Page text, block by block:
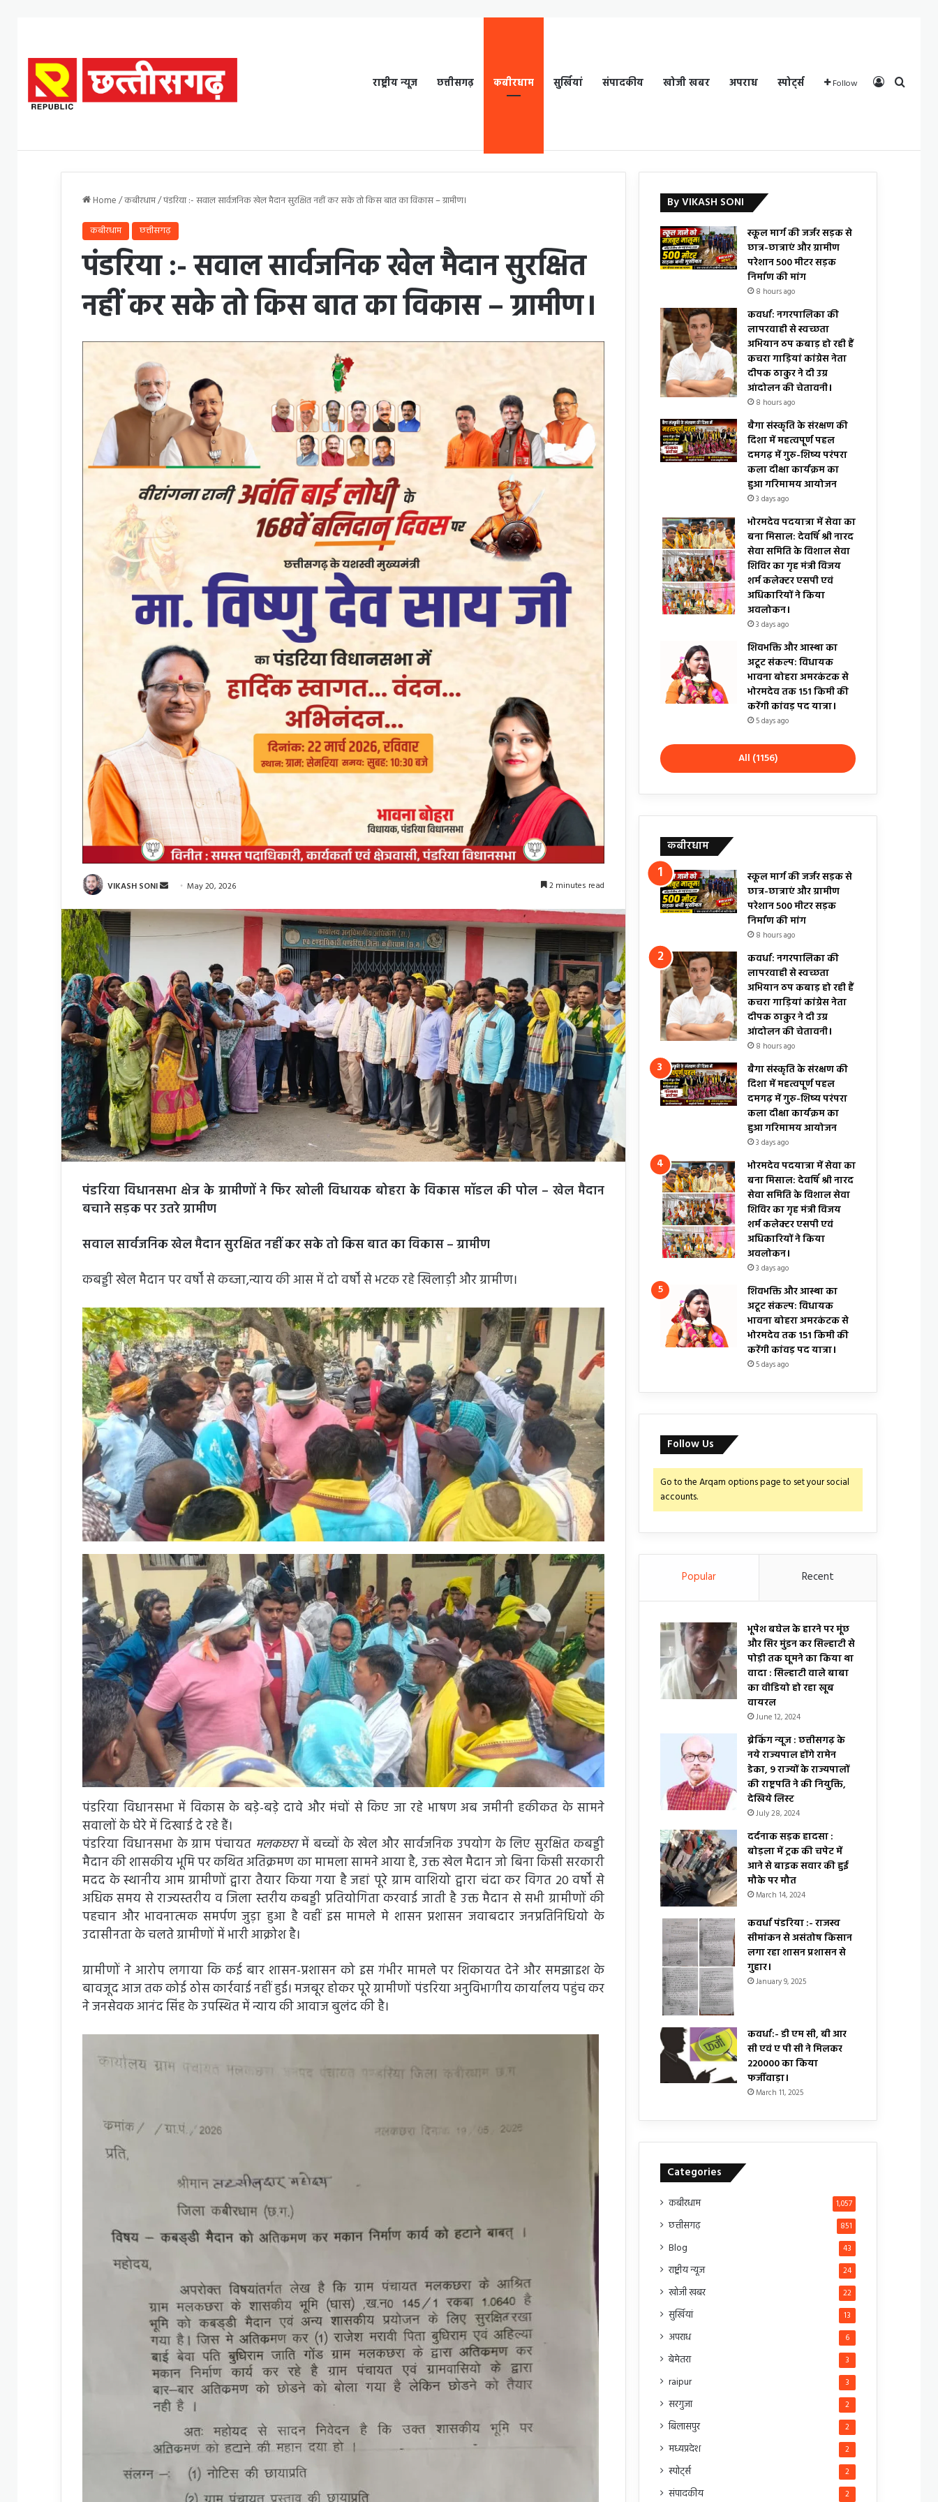
राष्ट्रीय न्यूज छत्तीसगढ़ कबीरधाम सुर्खियां संपादकीय खोजी खबर अपराध स्पोर्ट्स Follow Log In
Home/कबीरधाम/पंडरिया :- सवाल सार्वजनिक खेल मैदान सुरक्षित नहीं कर सके तो किस बात का विकास – ग्रामीण।
कबीरधाम छत्तीसगढ़
पंडरिया :- सवाल सार्वजनिक खेल मैदान सुरक्षित
नहीं कर सके तो किस बात का विकास – ग्रामीण।
VIKASH SONI
Send May 20, 2026 2 minutes read
पंडरिया विधानसभा क्षेत्र के ग्रामीणों ने फिर खोली विधायक बोहरा के विकास मॉडल की पोल – खेल मैदान
बचाने सड़क पर उतरे ग्रामीण
सवाल सार्वजनिक खेल मैदान सुरक्षित नहीं कर सके तो किस बात का विकास – ग्रामीण
कबड्डी खेल मैदान पर वर्षों से कब्जा,न्याय की आस में दो वर्षों से भटक रहे खिलाड़ी और ग्रामीण।
पंडरिया विधानसभा में विकास के बड़े-बड़े दावे और मंचों से किए जा रहे भाषण अब जमीनी हकीकत के सामने
सवालों के घेरे में दिखाई दे रहे हैं।
पंडरिया विधानसभा के ग्राम पंचायत मलकछरामें बच्चों के खेल और सार्वजनिक उपयोग के लिए सुरक्षित कबड्डी
मैदान की शासकीय भूमि पर कथित अतिक्रमण का मामला सामने आया है, उक्त खेल मैदान जो बिना किसी सरकारी
मदद के स्थानीय आम ग्रामीणों द्वारा तैयार किया गया है जहां पूरे ग्राम वाशियो द्वारा चंदा कर विगत 20 वर्षों से
अधिक समय से राज्यस्तरीय व जिला स्तरीय कबड्डी प्रतियोगिता करवाई जाती है उक्त मैदान से सभी ग्रामीणों की
पहचान और भावनात्मक समर्पण जुड़ा हुआ है वहीं इस मामले मे शासन प्रशासन जवाबदार जनप्रतिनिधियो के
उदासीनता के चलते ग्रामीणों में भारी आक्रोश है।
ग्रामीणों ने आरोप लगाया कि कई बार शासन-प्रशासन को इस गंभीर मामले पर शिकायत देने और समझाइश के
बावजूद आज तक कोई ठोस कार्रवाई नहीं हुई। मजबूर होकर पूरे ग्रामीणों पंडरिया अनुविभागीय कार्यालय पहुंच कर
ने जनसेवक आनंद सिंह के उपस्थित में न्याय की आवाज बुलंद की है।
By VIKASH SONI
स्कूल मार्ग की जर्जर सड़क से
छात्र-छात्राएं और ग्रामीण
परेशान 500 मीटर सड़क
निर्माण की मांग
8 hours ago
कवर्धा: नगरपालिका की
लापरवाही से स्वच्छता
अभियान ठप कबाड़ हो रही हैं
कचरा गाड़ियां कांग्रेस नेता
दीपक ठाकुर ने दी उग्र
आंदोलन की चेतावनी।
8 hours ago
बैगा संस्कृति के संरक्षण की
दिशा में महत्वपूर्ण पहल
दमगढ़ में गुरु-शिष्य परंपरा
कला दीक्षा कार्यक्रम का
हुआ गरिमामय आयोजन
3 days ago
भोरमदेव पदयात्रा में सेवा का
बना मिसाल: देवर्षि श्री नारद
सेवा समिति के विशाल सेवा
शिविर का गृह मंत्री विजय
शर्म कलेक्टर एसपी एवं
अधिकारियों ने किया
अवलोकन।
3 days ago
शिवभक्ति और आस्था का
अटूट संकल्प: विधायक
भावना बोहरा अमरकंटक से
भोरमदेव तक 151 किमी की
करेंगी कांवड़ पद यात्रा।
5 days ago
All (1156)
कबीरधाम
स्कूल मार्ग की जर्जर सड़क से
छात्र-छात्राएं और ग्रामीण
परेशान 500 मीटर सड़क
निर्माण की मांग
8 hours ago
कवर्धा: नगरपालिका की
लापरवाही से स्वच्छता
अभियान ठप कबाड़ हो रही हैं
कचरा गाड़ियां कांग्रेस नेता
दीपक ठाकुर ने दी उग्र
आंदोलन की चेतावनी।
8 hours ago
बैगा संस्कृति के संरक्षण की
दिशा में महत्वपूर्ण पहल
दमगढ़ में गुरु-शिष्य परंपरा
कला दीक्षा कार्यक्रम का
हुआ गरिमामय आयोजन
3 days ago
भोरमदेव पदयात्रा में सेवा का
बना मिसाल: देवर्षि श्री नारद
सेवा समिति के विशाल सेवा
शिविर का गृह मंत्री विजय
शर्म कलेक्टर एसपी एवं
अधिकारियों ने किया
अवलोकन।
3 days ago
शिवभक्ति और आस्था का
अटूट संकल्प: विधायक
भावना बोहरा अमरकंटक से
भोरमदेव तक 151 किमी की
करेंगी कांवड़ पद यात्रा।
5 days ago
Follow Us
Go to the Arqam options page to set your social
accounts.
Popular Recent
भूपेश बघेल के हारने पर मूंछ
और सिर मुंडन कर सिल्हाटी से
पोड़ी तक घूमने का किया था
वादा : सिल्हाटी वाले बाबा
का वीडियो हो रहा खूब
वायरल
June 12, 2024
ब्रेकिंग न्यूज : छत्तीसगढ़ के
नये राज्यपाल होंगे रामेन
डेका, 9 राज्यों के राज्यपालों
की राष्ट्रपति ने की नियुक्ति,
देखिये लिस्ट
July 28, 2024
दर्दनाक सड़क हादसा :
बोड़ला में ट्रक की चपेट में
आने से बाइक सवार की हुई
मौके पर मौत
March 14, 2024
कवर्धा पंडरिया :- राजस्व
सीमांकन से असंतोष किसान
लगा रहा शासन प्रशासन से
गुहार।
January 9, 2025
कवर्धा:- डी एम सी, बी आर
सी एवं ए पी सी ने मिलकर
₹220000 का किया
फर्जीवाड़ा।
March 11, 2025
Categories
कबीरधाम 1,057
छत्तीसगढ़ 851
Blog 43
राष्ट्रीय न्यूज 24
खोजी खबर 22
सुर्खियां 13
अपराध 6
बेमेतरा 3
raipur 3
सरगुजा 2
बिलासपुर 2
मध्यप्रदेश 2
स्पोर्ट्स 2
संपादकीय 2